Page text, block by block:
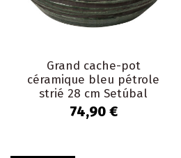
Grand cache-pot
céramique bleu pétrole
strié 28 cm Setúbal
74,90 €